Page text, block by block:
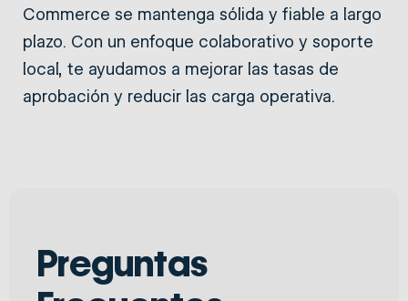
Commerce se mantenga sólida y fiable a largo
plazo. Con un enfoque colaborativo y soporte
local, te ayudamos a mejorar las tasas de
aprobación y reducir las carga operativa.
Preguntas